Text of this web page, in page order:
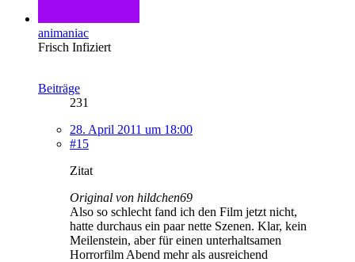
animaniac
Frisch Infiziert
Beiträge
231
28. April 2011 um 18:00
#15
Zitat
Original von hildchen69
Also so schlecht fand ich den Film jetzt nicht,
hatte durchaus ein paar nette Szenen. Klar, kein
Meilenstein, aber für einen unterhaltsamen
Horrorfilm Abend mehr als ausreichend